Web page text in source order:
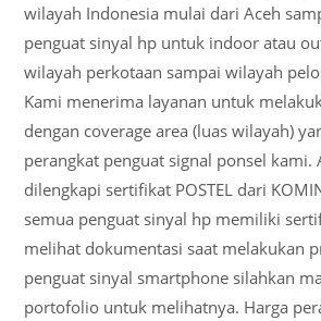
wilayah Indonesia mulai dari Aceh
penguat sinyal hp untuk indoor atau
wilayah perkotaan sampai wilayah
Kami menerima layanan untuk
dengan coverage area (luas wilayah)
perangkat penguat signal ponsel kami.
dilengkapi sertifikat POSTEL dari
semua penguat sinyal hp memiliki
melihat dokumentasi saat melakukan
penguat sinyal smartphone silahkan
portofolio untuk melihatnya. Harga